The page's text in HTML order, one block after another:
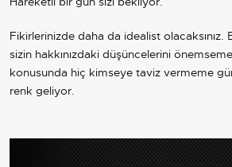
Fikirlerinizde daha da idealist olacaksınız.
sizin hakkınızdaki düşüncelerini
konusunda hiç kimseye taviz vermeme
renk geliyor.